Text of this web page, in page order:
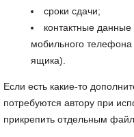
сроки сдачи;
контактные
мобильного телефона
ящика).
Если есть какие-то
потребуются автору при
прикрепить отдельным